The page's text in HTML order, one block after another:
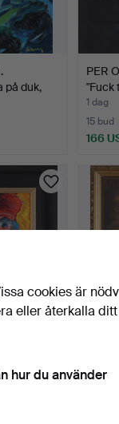
på duk,
PER
"Fuck
1 dag
15 bud
166
Porträtt,
cookies är
eller återkalla ditt
hur du använder